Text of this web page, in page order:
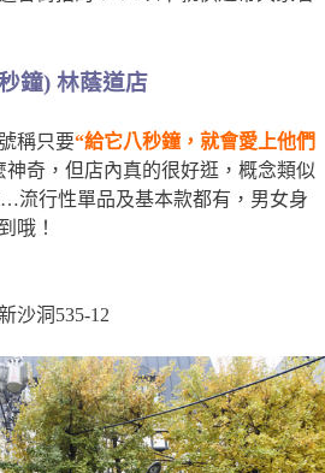
鐘) 林蔭道店
稱只要“給它八秒鐘，就會愛上他們
神奇，但店內真的很好逛，概念類似
流行性單品及基本款都有，男女身
哦！
沙洞535-12